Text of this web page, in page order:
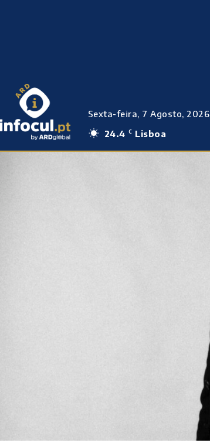
Sexta-feira, 7 Agosto, 2026
24.4 C Lisboa